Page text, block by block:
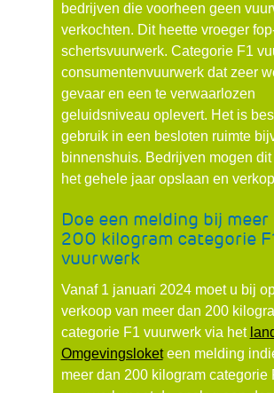
bedrijven die voorheen geen
verkochten. Dit heette vroeger
schertsvuurwerk. Categorie F1
consumentenvuurwerk dat zeer
gevaar en een te verwaarlozen
geluidsniveau oplevert. Het is
gebruik in een besloten ruimte
binnenshuis. Bedrijven mogen
het gehele jaar opslaan en
Doe een melding bij meer
200 kilogram categorie
vuurwerk
Vanaf 1 januari 2024 moet u bij
verkoop van meer dan 200
categorie F1 vuurwerk via het
Omgevingsloket(verwijst
naar
een melding
meer dan 200 kilogram categorie